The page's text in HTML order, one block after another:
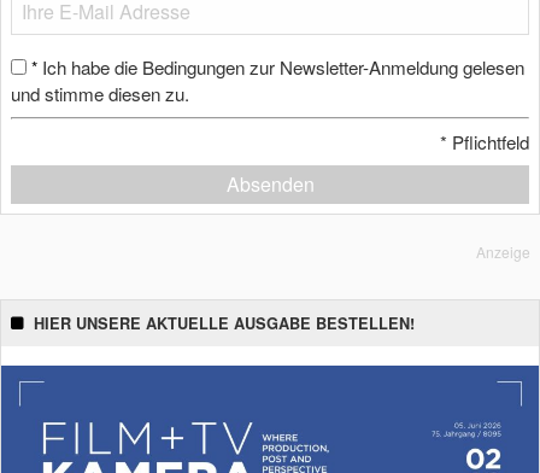
* Ich habe die Bedingungen zur Newsletter-Anmeldung gelesen
und stimme diesen zu.
* Pflichtfeld
Absenden
Anzeige
HIER UNSERE AKTUELLE AUSGABE BESTELLEN!